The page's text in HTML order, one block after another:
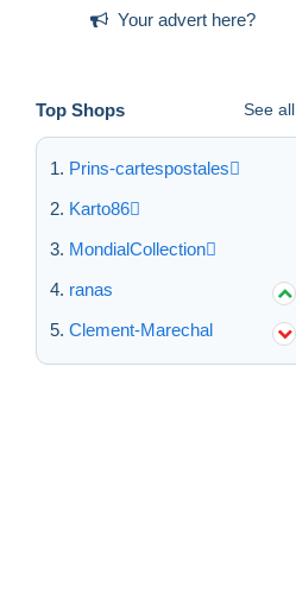
Your advert here?
Top Shops See all
Prins-cartespostales
Karto86
MondialCollection
ranas
Clement-Marechal